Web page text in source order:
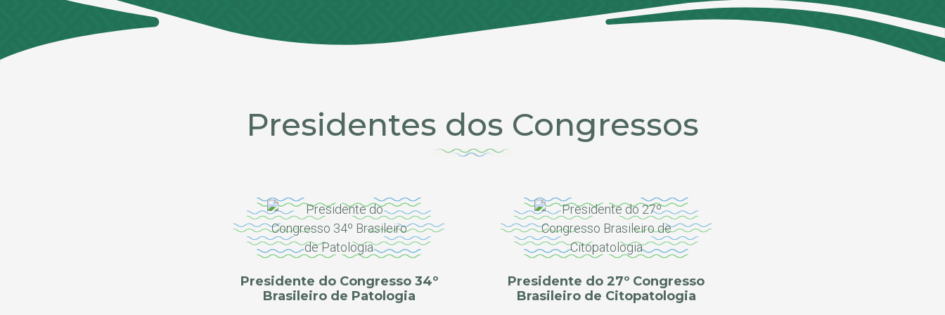
Presidentes dos Congressos
Presidente do Congresso 34º
Brasileiro de Patologia
Presidente do 27º Congresso
Brasileiro de Citopatologia